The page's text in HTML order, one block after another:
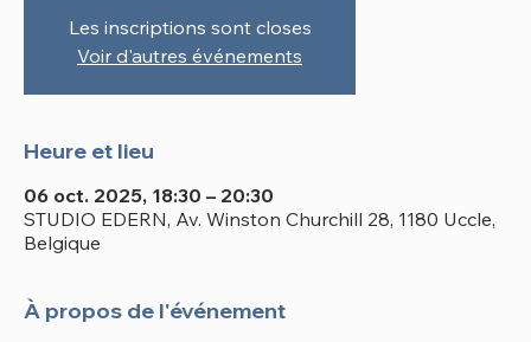
Les inscriptions sont closes
Voir d'autres événements
Heure et lieu
06 oct. 2025, 18:30 – 20:30
STUDIO EDERN, Av. Winston Churchill 28, 1180 Uccle,
Belgique
À propos de l'événement